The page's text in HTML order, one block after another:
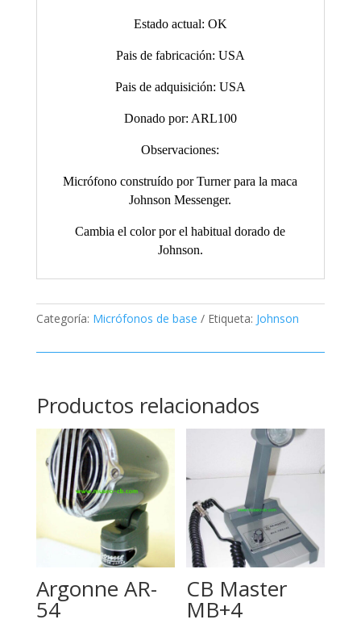
Estado actual: OK
Pais de fabricación: USA
Pais de adquisición: USA
Donado por: ARL100
Observaciones:
Micrófono construído por Turner para la maca
Johnson Messenger.
Cambia el color por el habitual dorado de
Johnson.
Categoría: Micrófonos de base Etiqueta: Johnson
Productos relacionados
Argonne AR-
54
CB Master
MB+4